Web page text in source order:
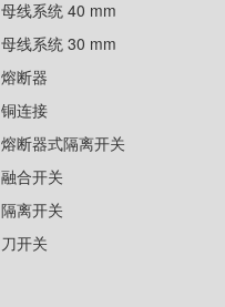
母线系统 40 mm
母线系统 30 mm
熔断器
铜连接
熔断器式隔离开关
融合开关
隔离开关
刀开关